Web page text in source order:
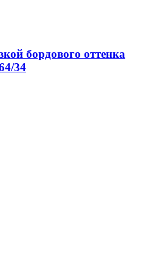
бордового оттенка
34